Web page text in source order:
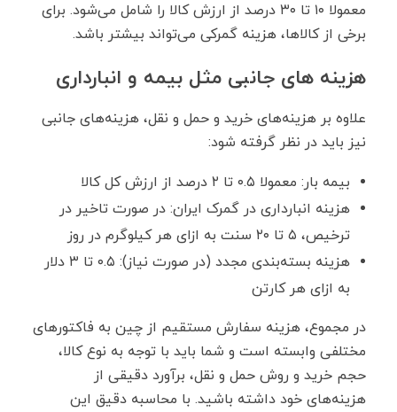
معمولا ۱۰ تا ۳۰ درصد از ارزش کالا را شامل می‌شود. برای
برخی از کالاها، هزینه گمرکی می‌تواند بیشتر باشد.
هزینه های جانبی مثل بیمه و انبارداری
علاوه بر هزینه‌های خرید و حمل ‌و نقل، هزینه‌های جانبی
نیز باید در نظر گرفته شود:
بیمه بار: معمولا ۰.۵ تا ۲ درصد از ارزش کل کالا
هزینه انبارداری در گمرک ایران: در صورت تاخیر در
ترخیص، ۵ تا ۲۰ سنت به ازای هر کیلوگرم در روز
هزینه بسته‌بندی مجدد (در صورت نیاز): ۰.۵ تا ۳ دلار
به ازای هر کارتن
در مجموع، هزینه سفارش مستقیم از چین به فاکتورهای
مختلفی وابسته است و شما باید با توجه به نوع کالا،
حجم خرید و روش حمل ‌و نقل، برآورد دقیقی از
هزینه‌های خود داشته باشید. با محاسبه دقیق این